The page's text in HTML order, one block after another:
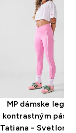
MP dámske
kontrastným
Tatiana -